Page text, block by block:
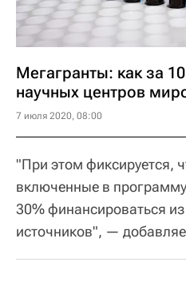
Мегагранты: как за
научных центров
7 июля 2020, 08:00
"При этом фиксируется,
включенные в
30% финансироваться
источников", —